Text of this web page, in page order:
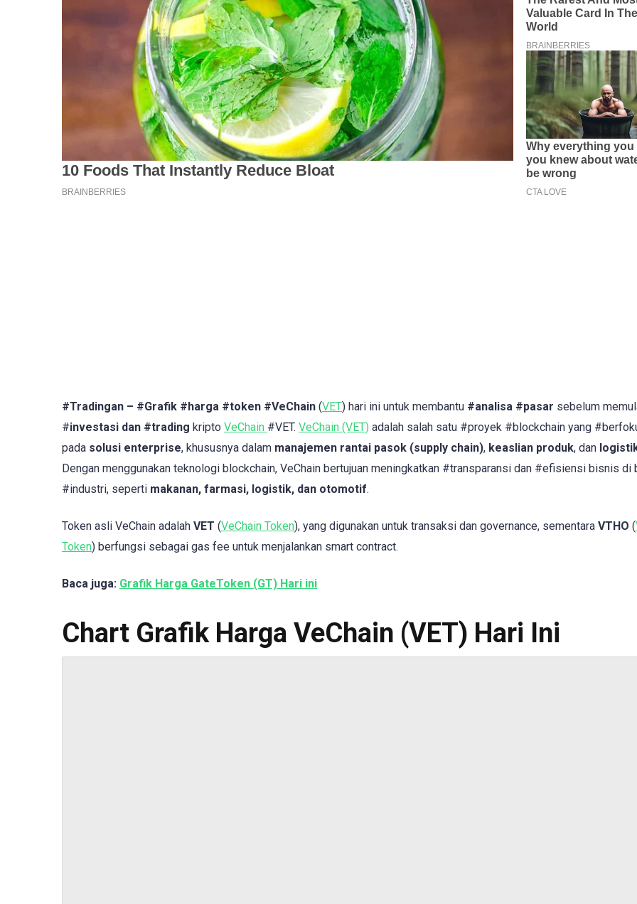
#Tradingan – #Grafik #harga #token #VeChain (VET) hari ini untuk membantu #analisa #pasar sebelum
#investasi dan #trading kripto VeChain #VET. VeChain (VET) adalah salah satu #proyek #blockchain yang
pada solusi enterprise, khususnya dalam manajemen rantai pasok (supply chain), keaslian produk, dan
Dengan menggunakan teknologi blockchain, VeChain bertujuan meningkatkan #transparansi dan #efisiensi bisnis di
#industri, seperti makanan, farmasi, logistik, dan otomotif.
Token asli VeChain adalah VET (VeChain Token), yang digunakan untuk transaksi dan governance, sementara VTHO (
Token) berfungsi sebagai gas fee untuk menjalankan smart contract.
Baca juga: Grafik Harga GateToken (GT) Hari ini
Chart Grafik Harga VeChain (VET) Hari Ini